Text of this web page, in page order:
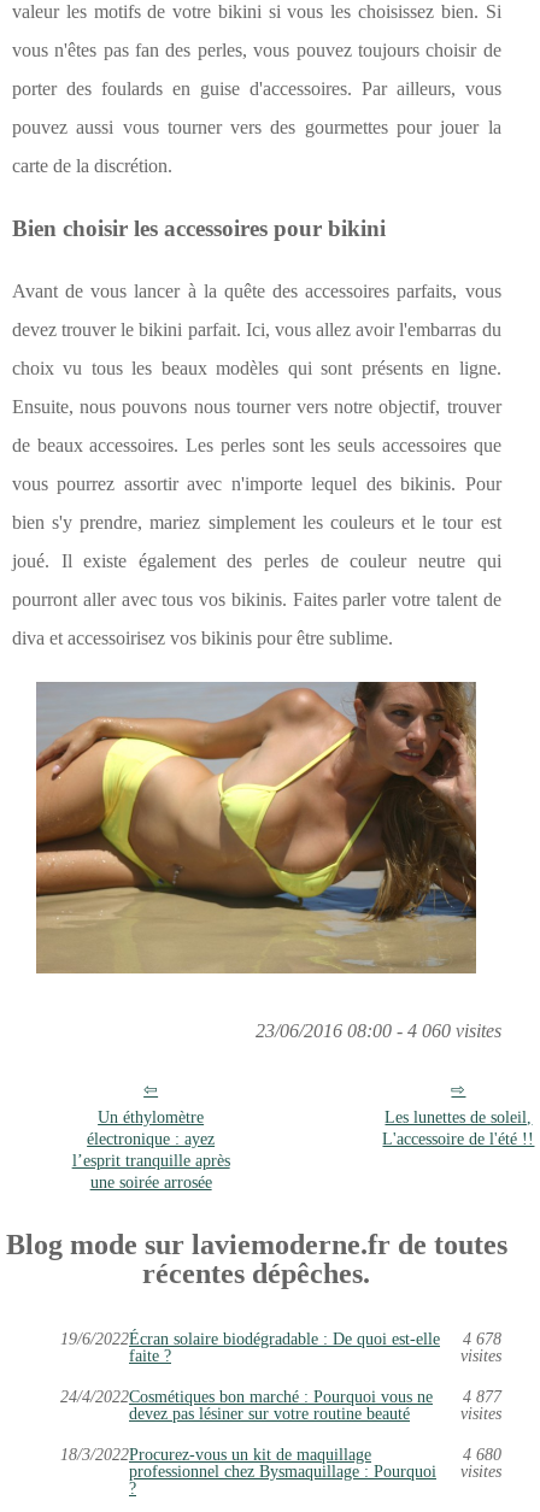
valeur les motifs de votre bikini si vous les choisissez bien. Si
vous n'êtes pas fan des perles, vous pouvez toujours choisir de
porter des foulards en guise d'accessoires. Par ailleurs, vous
pouvez aussi vous tourner vers des gourmettes pour jouer la
carte de la discrétion.
Bien choisir les accessoires pour bikini
Avant de vous lancer à la quête des accessoires parfaits, vous
devez trouver le bikini parfait. Ici, vous allez avoir l'embarras du
choix vu tous les beaux modèles qui sont présents en ligne.
Ensuite, nous pouvons nous tourner vers notre objectif, trouver
de beaux accessoires. Les perles sont les seuls accessoires que
vous pourrez assortir avec n'importe lequel des bikinis. Pour
bien s'y prendre, mariez simplement les couleurs et le tour est
joué. Il existe également des perles de couleur neutre qui
pourront aller avec tous vos bikinis. Faites parler votre talent de
diva et accessoirisez vos bikinis pour être sublime.
23/06/2016 08:00 - 4 060 visites
Un éthylomètre
électronique : ayez
l’esprit tranquille après
une soirée arrosée
Les lunettes de soleil,
L'accessoire de l'été !!
Blog mode sur laviemoderne.fr de toutes
récentes dépêches.
19/6/2022Écran solaire biodégradable : De quoi est-elle
faite ?
4 678
visites
24/4/2022Cosmétiques bon marché : Pourquoi vous ne
devez pas lésiner sur votre routine beauté
4 877
visites
18/3/2022Procurez-vous un kit de maquillage
professionnel chez Bysmaquillage : Pourquoi
?
4 680
visites